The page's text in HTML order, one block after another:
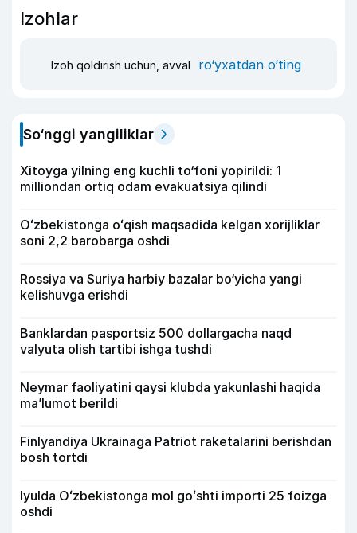
Izohlar
Izoh qoldirish uchun, avval ro‘yxatdan o‘ting
So‘nggi yangiliklar
Xitoyga yilning eng kuchli to‘foni yopirildi: 1
milliondan ortiq odam evakuatsiya qilindi
Oʻzbekistonga oʻqish maqsadida kelgan xorijliklar
soni 2,2 barobarga oshdi
Rossiya va Suriya harbiy bazalar bo‘yicha yangi
kelishuvga erishdi
Banklardan pasportsiz 500 dollargacha naqd
valyuta olish tartibi ishga tushdi
Neymar faoliyatini qaysi klubda yakunlashi haqida
ma’lumot berildi
Finlyandiya Ukrainaga Patriot raketalarini berishdan
bosh tortdi
Iyulda Oʻzbekistonga mol goʻshti importi 25 foizga
oshdi